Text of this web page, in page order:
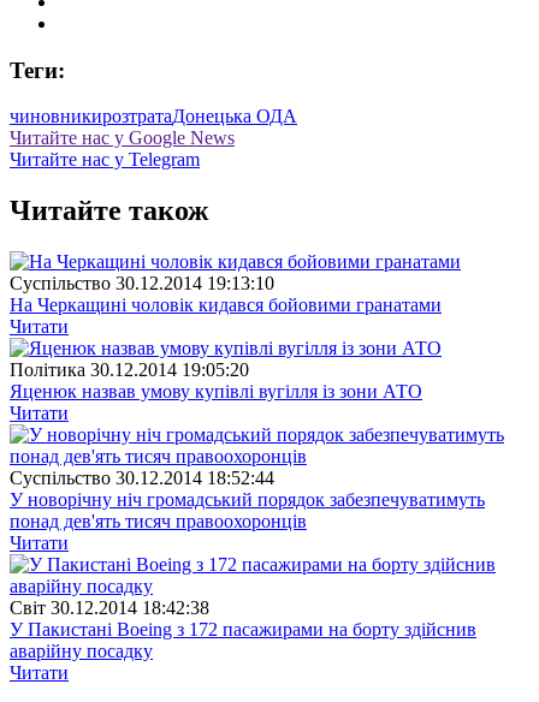
Теги:
чиновникирозтратаДонецька ОДА
Читайте нас у Google News
Читайте нас у Telegram
Читайте також
Суспiльство 30.12.2014 19:13:10
На Черкащині чоловік кидався бойовими гранатами
Читати
Полiтика 30.12.2014 19:05:20
Яценюк назвав умову купівлі вугілля із зони АТО
Читати
Суспiльство 30.12.2014 18:52:44
У новорічну ніч громадський порядок забезпечуватимуть
понад дев'ять тисяч правоохоронців
Читати
Свiт 30.12.2014 18:42:38
У Пакистані Boeing з 172 пасажирами на борту здійснив
аварійну посадку
Читати